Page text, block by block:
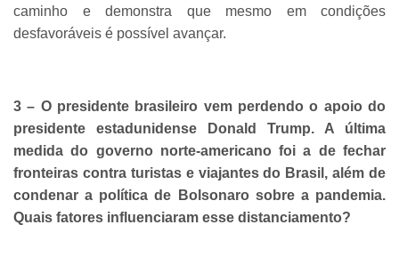
caminho e demonstra que mesmo em condições
desfavoráveis é possível avançar.
3 – O presidente brasileiro vem perdendo o apoio do
presidente estadunidense Donald Trump. A última
medida do governo norte-americano foi a de fechar
fronteiras contra turistas e viajantes do Brasil, além de
condenar a política de Bolsonaro sobre a pandemia.
Quais fatores influenciaram esse distanciamento?